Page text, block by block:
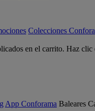
Colecciones
en el carrito. Haz
App Conforama Baleares